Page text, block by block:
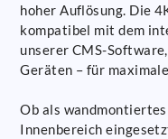
hoher Auflösung. Die
kompatibel mit dem
unserer CMS-
Geräten – für
Ob als
Innenbereich